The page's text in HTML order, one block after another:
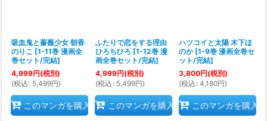
吸血鬼と薔薇少女 朝香
のりこ [1-11巻 漫画全
巻セット/完結]
4,999円(税別)
(税込 : 5,499円)
このマンガを購入
ふたりで恋をする理由
ひろちひろ [1-12巻 漫
画全巻セット/完結]
4,999円(税別)
(税込 : 5,499円)
このマンガを購入
ハツコイと太陽 木下ほ
のか [1-9巻 漫画全巻セ
ット/完結]
3,800円(税別)
(税込 : 4,180円)
このマンガを購入